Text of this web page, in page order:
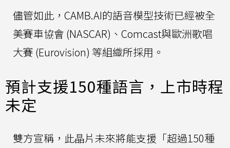
儘管如此，CAMB.AI的語音模型技術已經被全
美賽車協會 (NASCAR)、Comcast與歐洲歌唱
大賽 (Eurovision) 等組織所採用。
預計支援150種語言，上市時程
未定
雙方宣稱，此晶片未來將能支援「超過150種